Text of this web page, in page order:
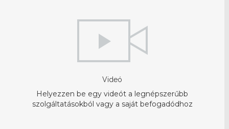
Videó
Helyezzen be egy videót a legnépszerűbb
szolgáltatásokból vagy a saját befogadódhoz